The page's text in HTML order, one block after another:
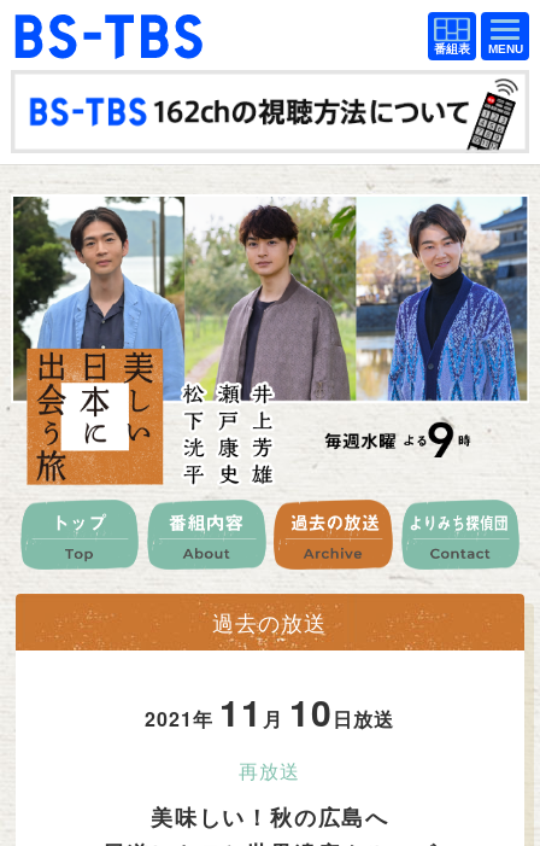
BS-TBS
番組
表
BS-TBS
番組
表
ドラマ 映画
紀行 報道
教養 スポーツ
音楽 エンタメ
アニメ ファンクラブ
検索
視聴方法 4K放送
イベント ショッピング
公式SNS プレゼント
ご意見・ご感想 会社情報
過去の放送
2021年 11 月 10日放送
再放送
美味しい！秋の広島へ